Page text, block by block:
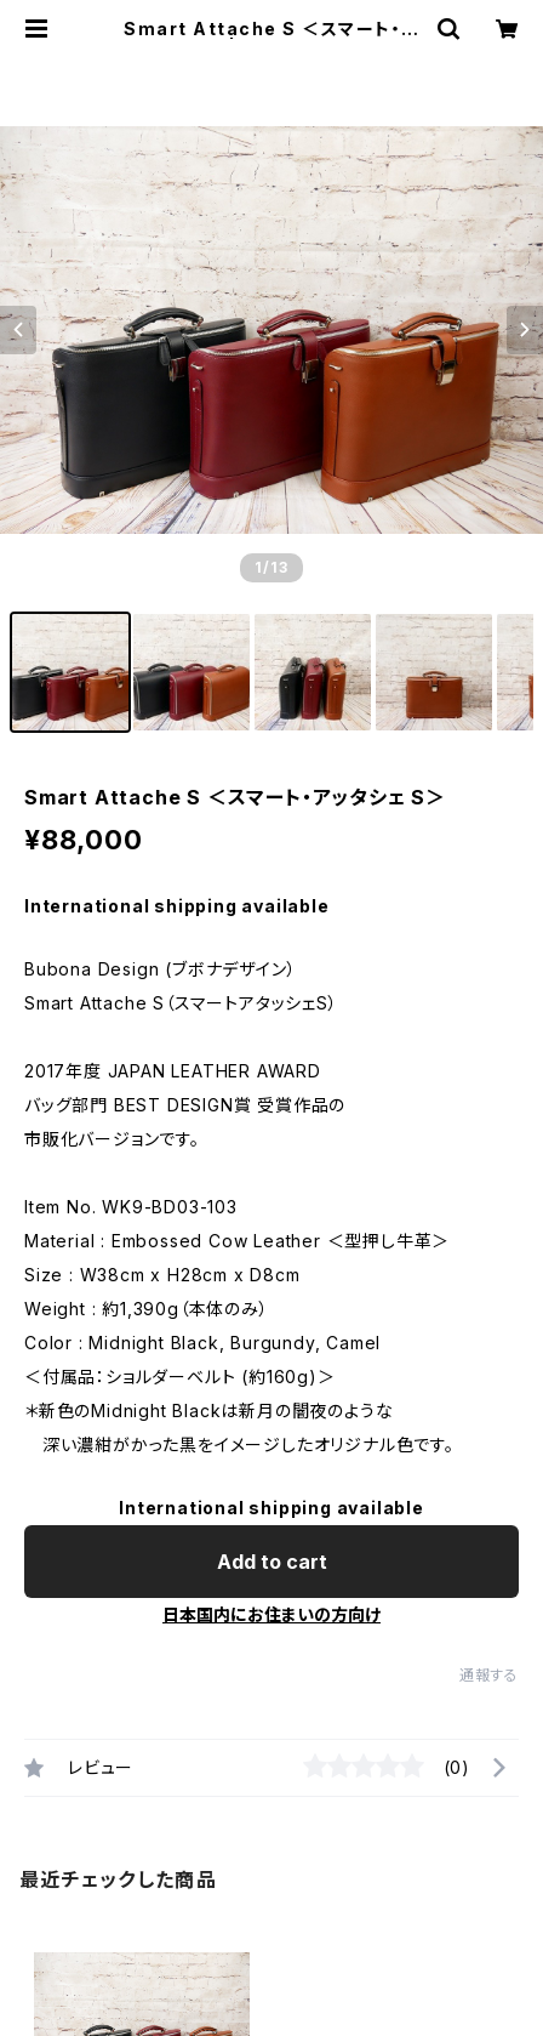
Smart Attache S ＜スマート・ア
1 /13
Smart Attache S ＜スマート・アッタシェ S＞
¥88,000
International shipping available
Bubona Design (ブボナデザイン）
Smart Attache S（スマートアタッシェS）
2017年度 JAPAN LEATHER AWARD
バッグ部門 BEST DESIGN賞 受賞作品の
市販化バージョンです。
Item No. WK9-BD03-103
Material : Embossed Cow Leather ＜型押し牛革＞
Size : W38cm x H28cm x D8cm
Weight : 約1,390g（本体のみ）
Color : Midnight Black, Burgundy, Camel
＜付属品：ショルダーベルト (約160g)＞
＊新色のMidnight Blackは新月の闇夜のような
深い濃紺がかった黒をイメージしたオリジナル色です。
International shipping available
Add to cart
日本国内にお住まいの方向け
通報する
レビュー (0)
最近チェックした商品